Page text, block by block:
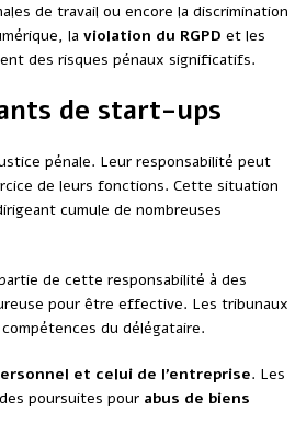
de travail ou encore la discrimination
la violation du RGPD et les
des risques pénaux significatifs.
de start-ups
pénale. Leur responsabilité peut
de leurs fonctions. Cette situation
cumule de nombreuses
de cette responsabilité à des
pour être effective. Les tribunaux
du délégataire.
et celui de l’entreprise. Les
poursuites pour abus de biens